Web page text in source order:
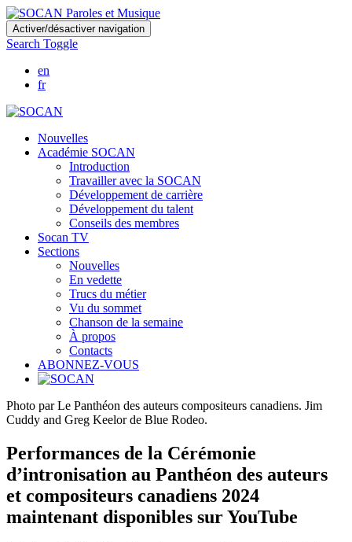
Skip
to
main
content
Activer/désactiver navigation
Search Toggle
en
fr
Nouvelles
Académie SOCAN
Introduction
Travailler avec la SOCAN
Développement de carrière
Développement du talent
Conseils des membres
Socan TV
Sections
Nouvelles
En vedette
Trucs du métier
Vu du sommet
Chanson de la semaine
À propos
Contacts
ABONNEZ-VOUS
Photo par Le Panthéon des auteurs compositeurs canadiens. Jim
Cuddy and Greg Keelor de Blue Rodeo.
Performances de la Cérémonie
d’intronisation au Panthéon des auteurs
et compositeurs canadiens 2024
maintenant disponibles sur YouTube